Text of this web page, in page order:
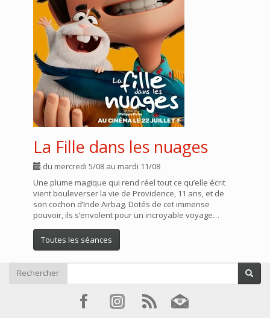
La Fille dans les nuages
du mercredi 5/08 au mardi 11/08
Une plume magique qui rend réel tout ce qu’elle écrit
vient bouleverser la vie de Providence, 11 ans, et de
son cochon d’Inde Airbag. Dotés de cet immense
pouvoir, ils s’envolent pour un incroyable voyage…
Toutes les séances
Rechercher